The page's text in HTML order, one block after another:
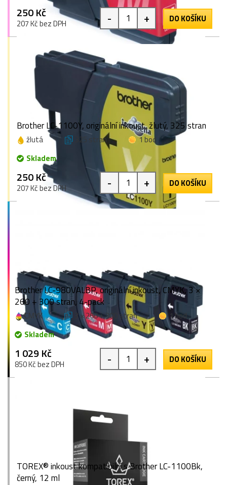
250 Kč
207 Kč bez DPH - + DO KOŠÍKU
Brother LC-1100Y, originální inkoust, žlutý, 325 stran
žlutá 325 stran
1 bod
Skladem
250 Kč
207 Kč bez DPH - + DO KOŠÍKU
Brother LC-980VALBP, originální inkoust, CMYK, 3 ×
260 + 300 stran, 4-pack
CMYK 3 × 260 + 300 stran
1 bod
Skladem
1 029 Kč
850 Kč bez DPH - + DO KOŠÍKU
TOREX® inkoust kompatibilní s Brother LC-1100Bk,
černý, 12 ml